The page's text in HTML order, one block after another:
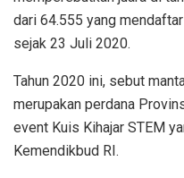
dari 64.555 yang
sejak 23 Juli 2020.
Tahun 2020 ini, sebut
merupakan perdana
event Kuis Kihajar STEM
Kemendikbud RI.